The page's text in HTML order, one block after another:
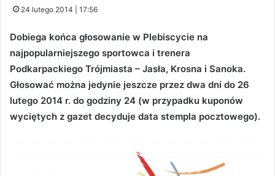
24 lutego 2014 | 17:56
Dobiega końca głosowanie w Plebiscycie na
najpopularniejszego sportowca i trenera
Podkarpackiego Trójmiasta – Jasła, Krosna i Sanoka.
Głosować można jedynie jeszcze przez dwa dni do 26
lutego 2014 r. do godziny 24 (w przypadku kuponów
wyciętych z gazet decyduje data stempla pocztowego).